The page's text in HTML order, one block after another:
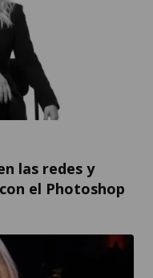
las redes y
el Photoshop